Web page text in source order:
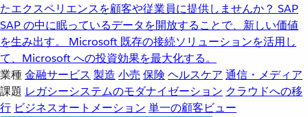
たエクスペリエンスを顧客や従業員に提供しませんか？ SAP
SAP の中に眠っているデータを開放することで、新しい価値
を生み出す。
Microsoft 既存の接続ソリューションを活用し
て、Microsoft への投資効果を最大化する。
業種金融サービス 製造 小売 保険 ヘルスケア 通信・メディア
課題 レガシーシステムのモダナイゼーション クラウドへの移
行 ビジネスオートメーション 単一の顧客ビュー